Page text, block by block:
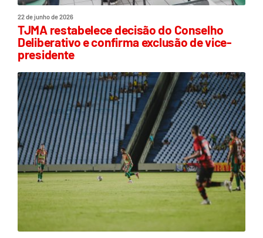
22 de junho de 2026
TJMA restabelece decisão do Conselho
Deliberativo e confirma exclusão de vice-
presidente